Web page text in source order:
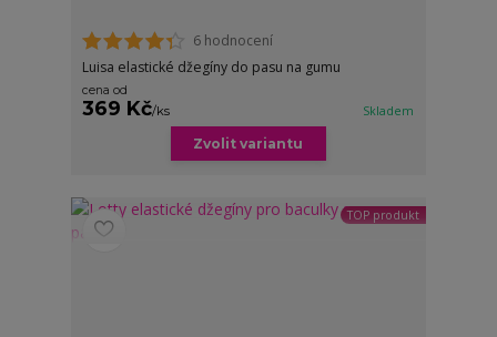
6 hodnocení
Luisa elastické džegíny do pasu na gumu
cena od
369 Kč/ks Skladem
Zvolit variantu
TOP produkt